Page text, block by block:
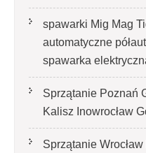
spawarki Mig Mag
automatyczne
spawarka
Sprzątanie Poznań
Kalisz Inowrocław
Sprzątanie